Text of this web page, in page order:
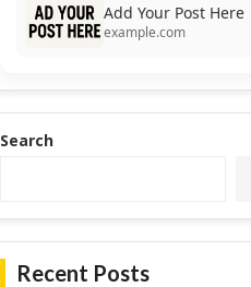
Add Your Post Here
example.com
Search
Recent Posts